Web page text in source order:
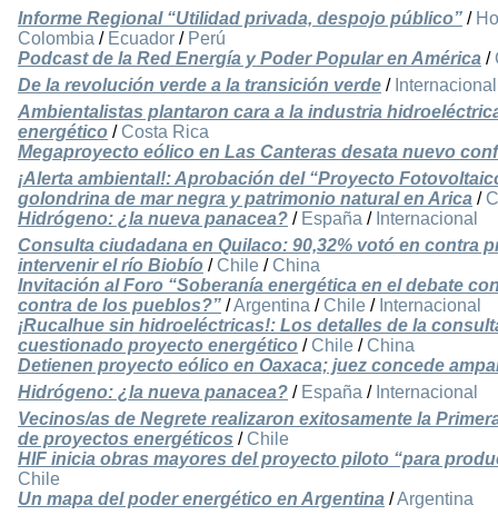
Informe Regional “Utilidad privada, despojo público” /
Colombia / Ecuador / Perú
Podcast de la Red Energía y Poder Popular en América /
De la revolución verde a la transición verde / Internacional
Ambientalistas plantaron cara a la industria
energético / Costa Rica
Megaproyecto eólico en Las Canteras desata nuevo
¡Alerta ambiental!: Aprobación del “Proyecto
golondrina de mar negra y patrimonio natural en Arica /
Hidrógeno: ¿la nueva panacea? / España / Internacional
Consulta ciudadana en Quilaco: 90,32% votó en contra
intervenir el río Biobío / Chile / China
Invitación al Foro “Soberanía energética en el debate
contra de los pueblos?” /Argentina / Chile / Internacional
¡Rucalhue sin hidroeléctricas!: Los detalles de la
cuestionado proyecto energético / Chile / China
Detienen proyecto eólico en Oaxaca; juez concede
Hidrógeno: ¿la nueva panacea? / España / Internacional
Vecinos/as de Negrete realizaron exitosamente la
de proyectos energéticos / Chile
HIF inicia obras mayores del proyecto piloto “para
Chile
Un mapa del poder energético en Argentina /Argentina